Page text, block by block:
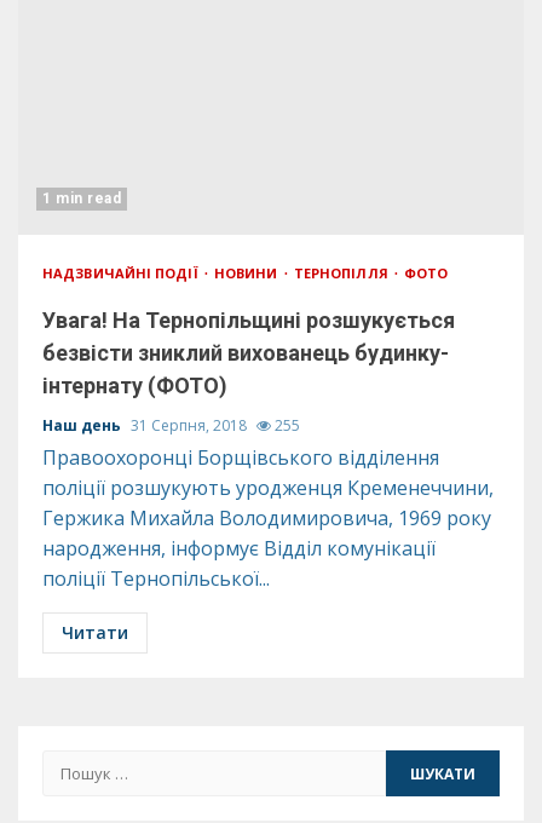
1 min read
НАДЗВИЧАЙНІ ПОДІЇ НОВИНИ ТЕРНОПІЛЛЯ ФОТО
Увага! На Тернопільщині розшукується
безвісти зниклий вихованець будинку-
інтернату (ФОТО)
Наш день 31 Серпня, 2018 255
Правоохоронці Борщівського відділення
поліції розшукують уродженця Кременеччини,
Гержика Михайла Володимировича, 1969 року
народження, інформує Відділ комунікації
поліції Тернопільської...
Читати
Пошук: